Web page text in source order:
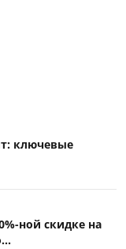
ключевые
ной скидке на